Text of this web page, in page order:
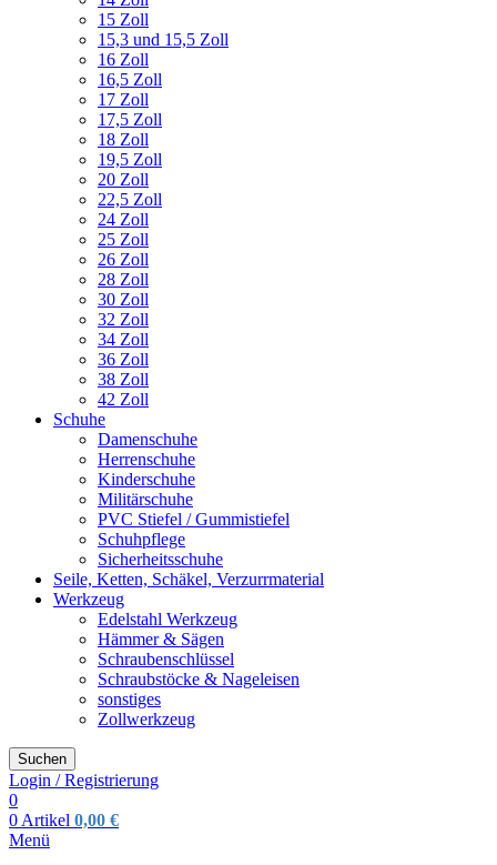
15 Zoll
15,3 und 15,5 Zoll
16 Zoll
16,5 Zoll
17 Zoll
17,5 Zoll
18 Zoll
19,5 Zoll
20 Zoll
22,5 Zoll
24 Zoll
25 Zoll
26 Zoll
28 Zoll
30 Zoll
32 Zoll
34 Zoll
36 Zoll
38 Zoll
42 Zoll
Schuhe
Damenschuhe
Herrenschuhe
Kinderschuhe
Militärschuhe
PVC Stiefel / Gummistiefel
Schuhpflege
Sicherheitsschuhe
Seile, Ketten, Schäkel, Verzurrmaterial
Werkzeug
Edelstahl Werkzeug
Hämmer & Sägen
Schraubenschlüssel
Schraubstöcke & Nageleisen
sonstiges
Zollwerkzeug
Suchen
Login / Registrierung
0
0 Artikel 0,00 €
Menü